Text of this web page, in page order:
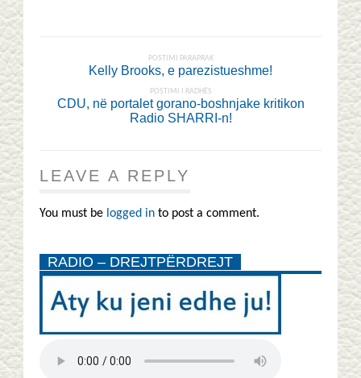
POSTIMI PARAPRAK
Kelly Brooks, e parezistueshme!
POSTIMI I RADHËS
CDU, në portalet gorano-boshnjake kritikon
Radio SHARRI-n!
LEAVE A REPLY
You must be logged in to post a comment.
RADIO – DREJTPËRDREJT